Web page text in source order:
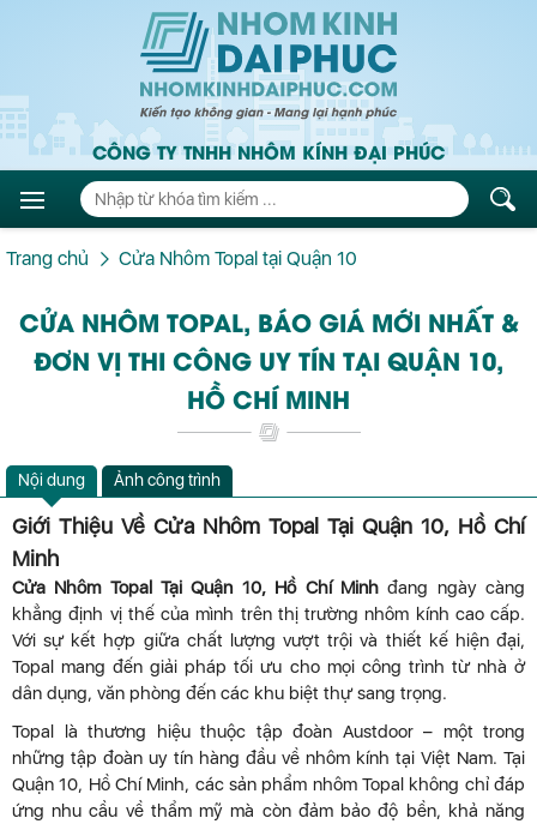
CÔNG TY TNHH NHÔM KÍNH ĐẠI PHÚC
Trang chủ Cửa Nhôm Topal tại Quận 10
CỬA NHÔM TOPAL, BÁO GIÁ MỚI NHẤT &
ĐƠN VỊ THI CÔNG UY TÍN TẠI QUẬN 10,
HỒ CHÍ MINH
Nội dung Ảnh công trình
Giới Thiệu Về Cửa Nhôm Topal Tại Quận 10, Hồ Chí
Minh
Cửa Nhôm Topal Tại Quận 10, Hồ Chí Minhđang ngày càng
khẳng định vị thế của mình trên thị trường nhôm kính cao cấp.
Với sự kết hợp giữa chất lượng vượt trội và thiết kế hiện đại,
Topal mang đến giải pháp tối ưu cho mọi công trình từ nhà ở
dân dụng, văn phòng đến các khu biệt thự sang trọng.
Topal là thương hiệu thuộc tập đoàn Austdoor – một trong
những tập đoàn uy tín hàng đầu về nhôm kính tại Việt Nam. Tại
Quận 10, Hồ Chí Minh, các sản phẩm nhôm Topal không chỉ đáp
ứng nhu cầu về thẩm mỹ mà còn đảm bảo độ bền, khả năng